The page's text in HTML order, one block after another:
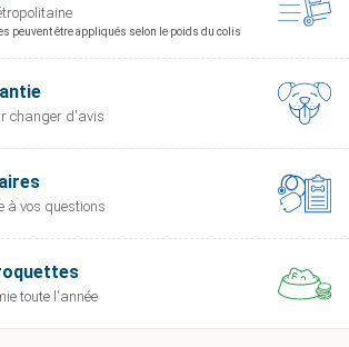
radicaux libres.
pas utiliser sans prescription de
peuvent être appliqués selon le poids du colis
changer d'avis
à vos questions
toute l'année